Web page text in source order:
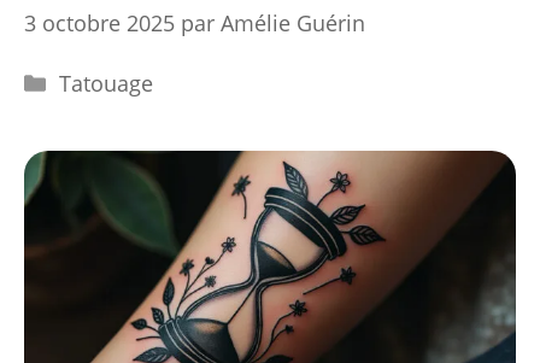
3 octobre 2025 par Amélie Guérin
Catégories
Tatouage